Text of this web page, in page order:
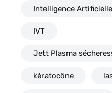
Intelligence
IVT
Jett Plasma
kératocône